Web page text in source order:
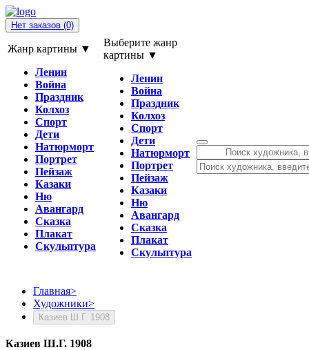
Нет заказов (0)
Жанр картины ▼
Ленин
Война
Праздник
Колхоз
Спорт
Дети
Натюрморт
Портрет
Пейзаж
Казаки
Ню
Авангард
Сказка
Плакат
Скульптура
Выберите жанр
картины ▼
Ленин
Война
Праздник
Колхоз
Спорт
Дети
Натюрморт
Портрет
Пейзаж
Казаки
Ню
Авангард
Сказка
Плакат
Скульптура
Главная>
Художники>
Казиев Ш.Г. 1908
Казиев Ш.Г. 1908